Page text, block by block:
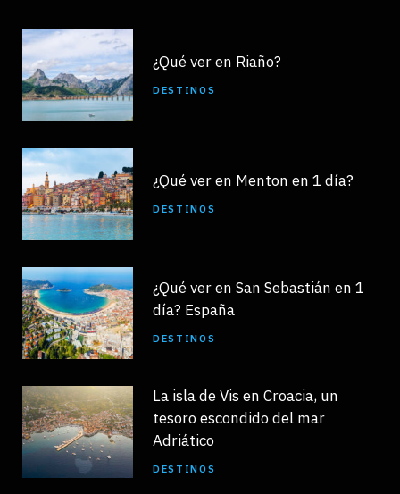
¿Qué ver en Riaño?
DESTINOS
¿Qué ver en Menton en 1 día?
DESTINOS
¿Qué ver en San Sebastián en 1
día? España
DESTINOS
La isla de Vis en Croacia, un
tesoro escondido del mar
Adriático
DESTINOS